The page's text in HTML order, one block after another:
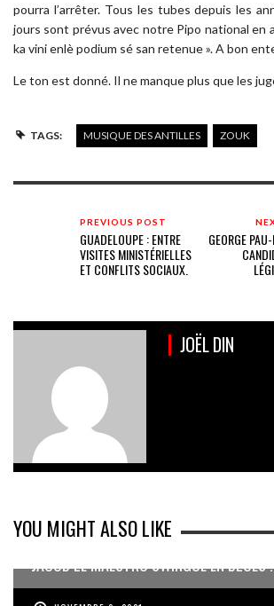
pourra l’arrêter. Tous les tubes depuis les
jours sont prévus avec notre Pipo national en
ka vini enlè podium sé san retenue ». A bon
Le ton est donné. Il ne manque plus que les
TAGS: MUSIQUE DES ANTILLES ZOUK
PREVIOUS POST
GUADELOUPE : ENTRE
VISITES MINISTÉRIELLES
ET CONFLITS SOCIAUX.
GEORGE
JOËL DIN
YOU MIGHT ALSO LIKE
JACOB LE MAESTRO SWINGUE EN BLUES !